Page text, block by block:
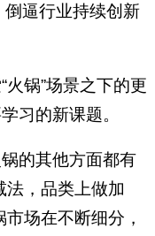
倒逼行业持续创新
锅”场景之下的更
习的新课题。
的其他方面都有
法，品类上做加
场在不断细分，